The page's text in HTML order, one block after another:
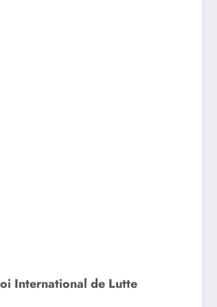
International de Lutte